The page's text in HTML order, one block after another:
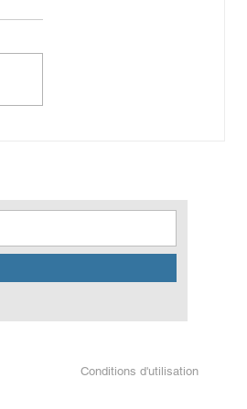
Conditions d'utilisation